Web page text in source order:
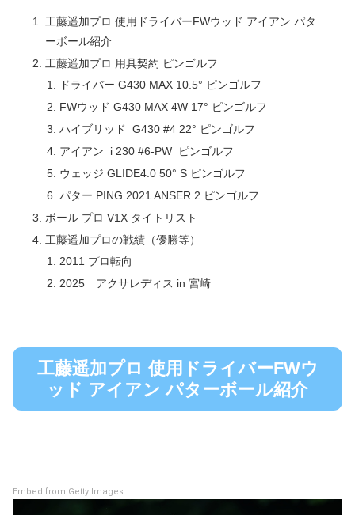
工藤遥加プロ 使用ドライバーFWウッド アイアン パタ
ーボール紹介
工藤遥加プロ 用具契約 ピンゴルフ
ドライバー G430 MAX 10.5° ピンゴルフ
FWウッド G430 MAX 4W 17° ピンゴルフ
ハイブリッド G430 #4 22° ピンゴルフ
アイアン i 230 #6-PW ピンゴルフ
ウェッジ GLIDE4.0 50° S ピンゴルフ
パター PING 2021 ANSER 2 ピンゴルフ
ボール プロ V1X タイトリスト
工藤遥加プロの戦績（優勝等）
2011 プロ転向
2025 アクサレディス in 宮崎
工藤遥加プロ 使用ドライバーFWウ
ッド アイアン パターボール紹介
Embed from Getty Images